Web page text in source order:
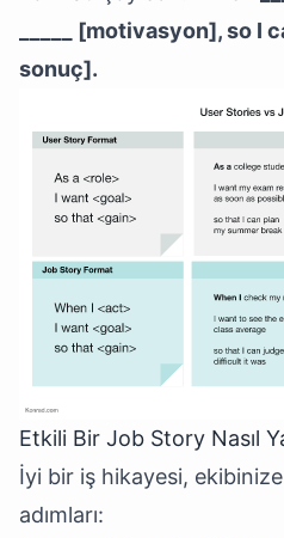
_____ [motivasyon], so I
sonuç].
Etkili Bir Job Story Nasıl
İyi bir iş hikayesi,
adımları: